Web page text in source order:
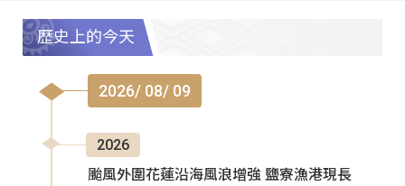
歷史上的今天
2026/ 08/ 09
2026
颱風外圍花蓮沿海風浪增強 鹽寮漁港現長